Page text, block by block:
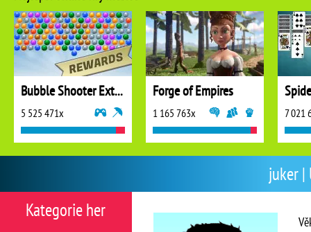
juker |
Kategorie her
Bubble Shooter Extreme
5 525 471x
Forge of Empires
1 165 763x 7 021